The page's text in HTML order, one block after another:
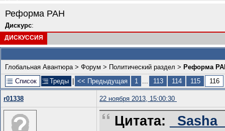
Реформа РАН
Дискурс:
ДИСКУССИЯ
Глобальная Авантюра> Форум > Политический раздел > Реформа
Список
Треды << Предыдущая 1 ... 113 114 115 116
r01338 22 ноября 2013, 15:00:30
Цитата: